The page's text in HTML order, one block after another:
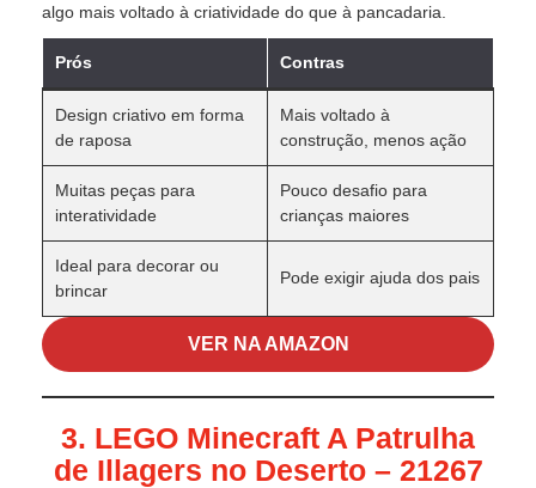
algo mais voltado à criatividade do que à pancadaria.
Prós Contras
Design criativo em forma
de raposa
Mais voltado à
construção, menos ação
Muitas peças para
interatividade
Pouco desafio para
crianças maiores
Ideal para decorar ou
brincar
Pode exigir ajuda dos pais
VER NA AMAZON
3. LEGO Minecraft A Patrulha
de Illagers no Deserto – 21267